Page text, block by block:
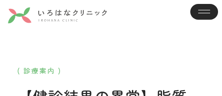
( 診療案内 )